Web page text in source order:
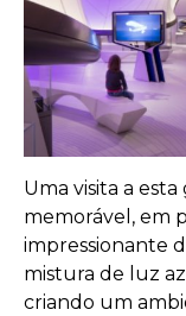
Uma visita a
memorável, em
impressionante
mistura de luz
criando um